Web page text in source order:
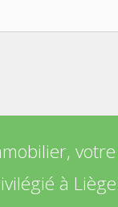
à Liège